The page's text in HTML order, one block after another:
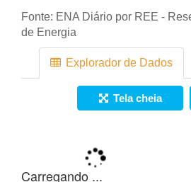
Fonte: ENA Diário por REE -
de Energia
Explorador de Dados
Tela cheia